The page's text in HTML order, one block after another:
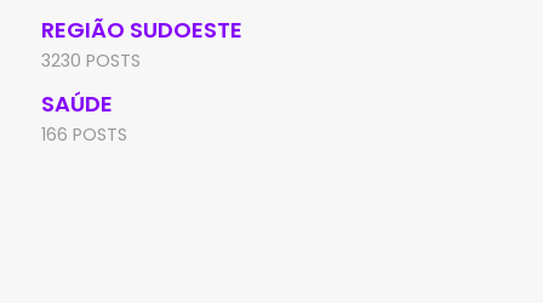
REGIÃO SUDOESTE
3230 POSTS
SAÚDE
166 POSTS